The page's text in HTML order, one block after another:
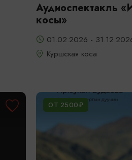
Аудиоспектакль
косы»
01.02.2026 -
Куршская коса
ОТ 2500₽